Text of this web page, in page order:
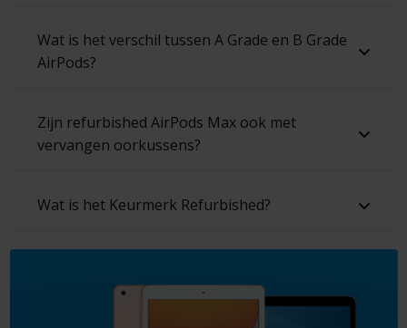
Wat is het verschil tussen A Grade en B Grade
AirPods?
Zijn refurbished AirPods Max ook met
vervangen oorkussens?
Wat is het Keurmerk Refurbished?